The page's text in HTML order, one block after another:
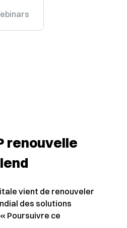
renouvelle
vient de renouveler
des solutions
Poursuivre ce